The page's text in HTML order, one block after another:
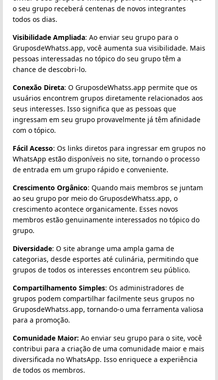
o seu grupo receberá centenas de novos integrantes
todos os dias.
Visibilidade Ampliada: Ao enviar seu grupo para o
GruposdeWhatss.app, você aumenta sua visibilidade. Mais
pessoas interessadas no tópico do seu grupo têm a
chance de descobri-lo.
Conexão Direta: O GruposdeWhatss.app permite que os
usuários encontrem grupos diretamente relacionados aos
seus interesses. Isso significa que as pessoas que
ingressam em seu grupo provavelmente já têm afinidade
com o tópico.
Fácil Acesso: Os links diretos para ingressar em grupos no
WhatsApp estão disponíveis no site, tornando o processo
de entrada em um grupo rápido e conveniente.
Crescimento Orgânico: Quando mais membros se juntam
ao seu grupo por meio do GruposdeWhatss.app, o
crescimento acontece organicamente. Esses novos
membros estão genuinamente interessados no tópico do
grupo.
Diversidade: O site abrange uma ampla gama de
categorias, desde esportes até culinária, permitindo que
grupos de todos os interesses encontrem seu público.
Compartilhamento Simples: Os administradores de
grupos podem compartilhar facilmente seus grupos no
GruposdeWhatss.app, tornando-o uma ferramenta valiosa
para a promoção.
Comunidade Maior: Ao enviar seu grupo para o site, você
contribui para a criação de uma comunidade maior e mais
diversificada no WhatsApp. Isso enriquece a experiência
de todos os membros.